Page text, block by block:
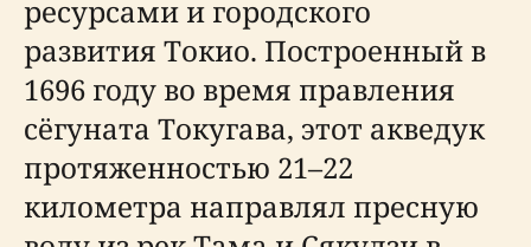
ресурсами и городского
развития Токио. Построенный в
1696 году во время правления
сёгуната Токугава, этот акведук
протяженностью 21–22
километра направлял пресную